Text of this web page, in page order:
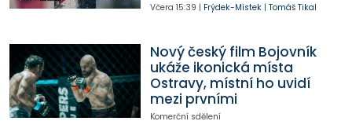
Včera 15:39 | Frýdek-Místek| Tomáš Tikal
Nový český film Bojovník
ukáže ikonická místa
Ostravy, místní ho uvidí
mezi prvními
Komerční sdělení